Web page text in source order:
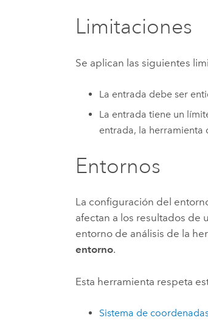
Limitaciones
Se aplican las siguientes
La entrada debe ser
La entrada tiene un
entrada, la herramienta
Entornos
La configuración del
afectan a los resultados de
entorno de análisis de la
entorno.
Esta herramienta respeta
Sistema de